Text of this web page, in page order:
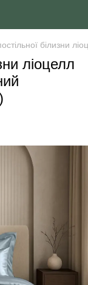
білизни
ліоцелл